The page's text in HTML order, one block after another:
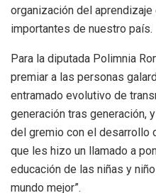
organización del
importantes de nuestro país.
Para la diputada Polimnia
premiar a las personas
entramado evolutivo de
generación tras generación,
del gremio con el desarrollo
que les hizo un llamado a
educación de las niñas y
mundo mejor”.